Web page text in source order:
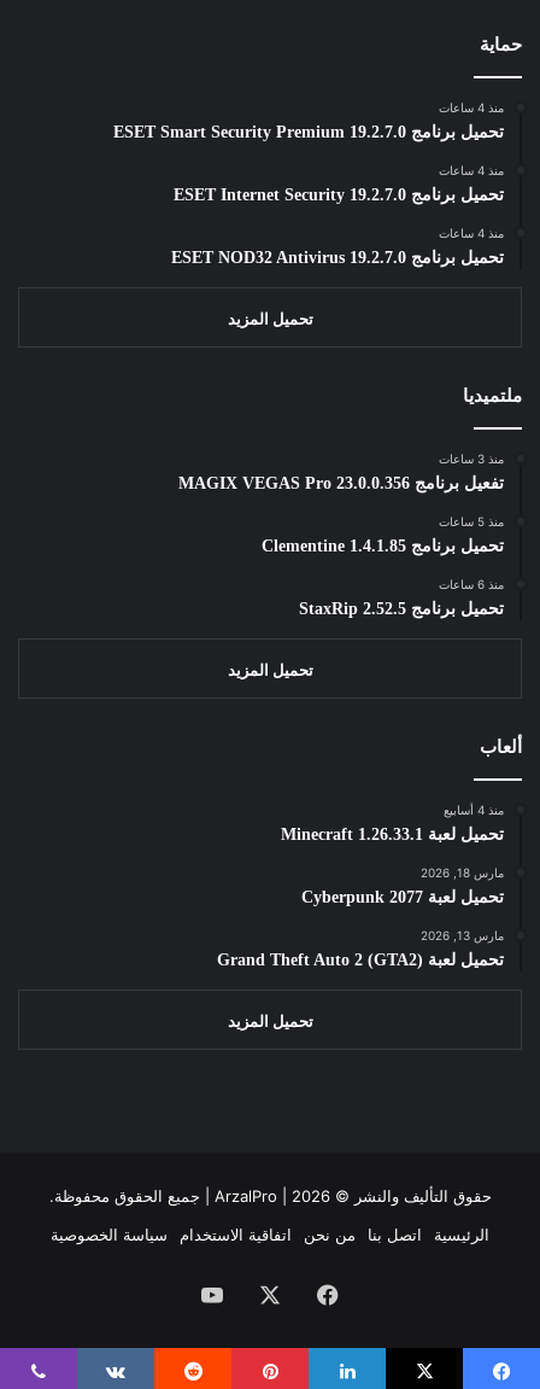
حماية
منذ 4 ساعات
تحميل برنامج ESET Smart Security Premium 19.2.7.0
منذ 4 ساعات
تحميل برنامج ESET Internet Security 19.2.7.0
منذ 4 ساعات
تحميل برنامج ESET NOD32 Antivirus 19.2.7.0
تحميل المزيد
ملتميديا
منذ 3 ساعات
تفعيل برنامج MAGIX VEGAS Pro 23.0.0.356
منذ 5 ساعات
تحميل برنامج Clementine 1.4.1.85
منذ 6 ساعات
تحميل برنامج StaxRip 2.52.5
تحميل المزيد
ألعاب
منذ 4 أسابيع
تحميل لعبة Minecraft 1.26.33.1
مارس 18, 2026
تحميل لعبة Cyberpunk 2077
مارس 13, 2026
تحميل لعبة Grand Theft Auto 2 (GTA2)
تحميل المزيد
حقوق التأليف والنشر © ArzalPro | 2026 | جميع الحقوق محفوظة.
الرئيسية
اتصل بنا من نحن اتفاقية الاستخدام سياسة الخصوصية
فيسبوك ‫YouTube